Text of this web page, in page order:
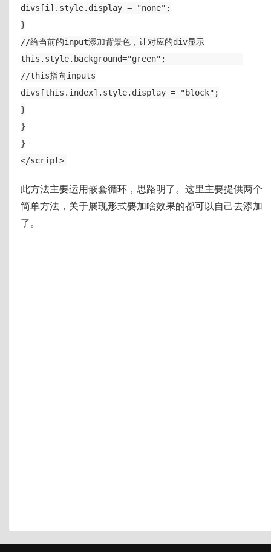
divs[i].style.display = "none";
}
//给当前的input添加背景色，让对应的div显示
this.style.background="green";
//this指向inputs
divs[this.index].style.display = "block";
}
}
}
</script>
此方法主要运用嵌套循环，思路明了。这里主要提供两个
简单方法，关于展现形式要加啥效果的都可以自己去添加
了。